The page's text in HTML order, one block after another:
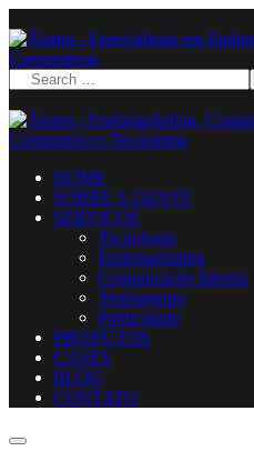
HOME
SOBRE A GENTE
SERVIÇOS
Tecnologia
Endomarketing
Comunicação Interna
Treinamento
Publicidade
PRODUTOS
CASES
BLOG
CONTATO